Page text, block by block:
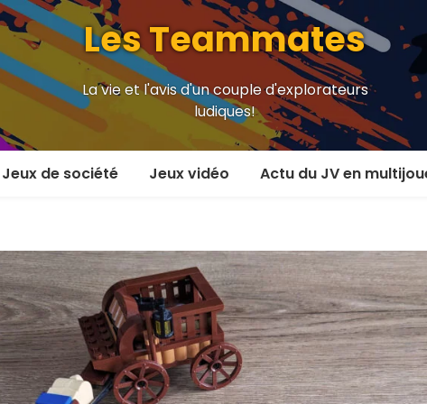
Les Teammates
La vie et l'avis d'un couple d'explorateurs
ludiques!
Jeux de société
2 joueurs
2 joueurs et plus
En coop’
En versus
Jeux vidéo
En versus
Local en écran partagé
En ligne
MMORPG
Actu du JV en